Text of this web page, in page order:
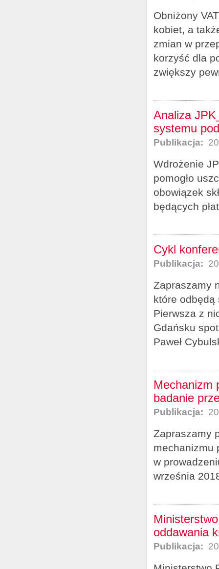
Obniżony
kobiet, a
zmian w
korzyść dla
zwiększy
Analiza
systemu
Publikacja:
Wdrożenie
pomogło
obowiązek
będących
Cykl
Publikacja:
Zapraszamy
które odbędą
Pierwsza z
Gdańsku
Paweł
Mechanizm
badanie
Publikacja:
Zapraszamy
mechanizmu
w
września
oddawania
Publikacja: